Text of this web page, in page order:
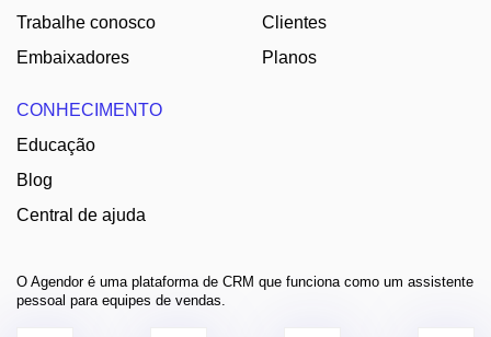
Trabalhe conosco
Embaixadores
Clientes
Planos
CONHECIMENTO
Educação
Blog
Central de ajuda
O Agendor é uma plataforma de CRM que funciona como um assistente
pessoal para equipes de vendas.